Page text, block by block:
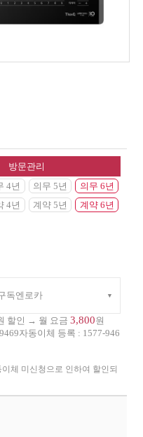
방문관리
4년
4년
의무 5년
계약 5년
의무 6년
계약 6년
독엔로카
할인 → 월 요금 3,800원
자동이체 등록 : 1577-946
체 미신청으로 인하여 할인되